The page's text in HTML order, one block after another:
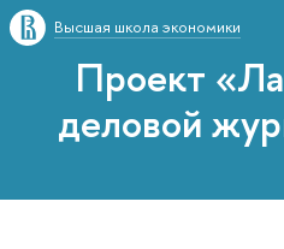
Высшая школа экономики
Проект
деловой